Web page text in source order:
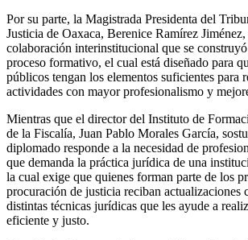
Por su parte, la Magistrada Presidenta del
Justicia de Oaxaca, Berenice Ramírez Jiménez,
colaboración interinstitucional que se
proceso formativo, el cual está diseñado para
públicos tengan los elementos suficientes para
actividades con mayor profesionalismo y
Mientras que el director del Instituto de
de la Fiscalía, Juan Pablo Morales García,
diplomado responde a la necesidad de
que demanda la práctica jurídica de una
la cual exige que quienes forman parte de los
procuración de justicia reciban actualizaciones
distintas técnicas jurídicas que les ayude a
eficiente y justo.